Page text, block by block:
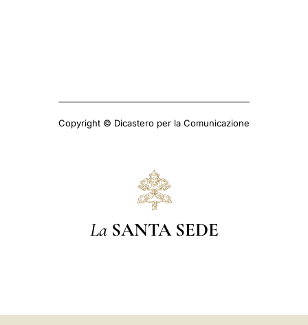
Copyright © Dicastero per la Comunicazione
La SANTA SEDE